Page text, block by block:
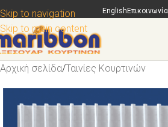
Skip to navigation
Skip to main content
EnglishΕπικοινωνία
Αρχική σελίδα/Ταινίες Κουρτινών